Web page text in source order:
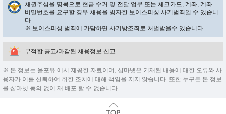
채권추심을 명목으로 현금 수거 및 전달 업무 또는 체크카드, 계좌, 계좌
비밀번호를 요구할 경우 채용을 빙자한 보이스피싱 사기범죄일 수 있습니
다.
※ 보이스피싱 범죄에 가담하면 사기방조죄로 처벌받을수 있습니다.
부적합 공고/마감된 채용정보 신고
※ 본 정보는 올포유 에서 제공한 자료이며, 샵마넷은 기재된 내용에 대한 오류와 사
용자가 이를 신뢰하여 취한 조치에 대해 책임을 지지 않습니다. 또한 누구든 본 정보
를 샵마넷 동의 없이 재 배포 할 수 없습니다.